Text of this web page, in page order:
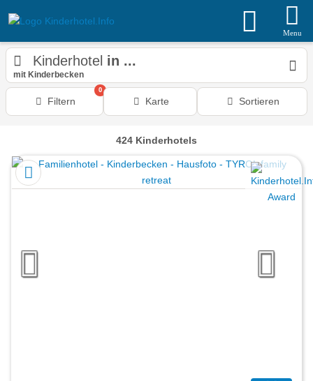
Menu
Kinderhotel in ...
mit Kinderbecken
Filtern
0
Karte Sortieren
424 Kinderhotels